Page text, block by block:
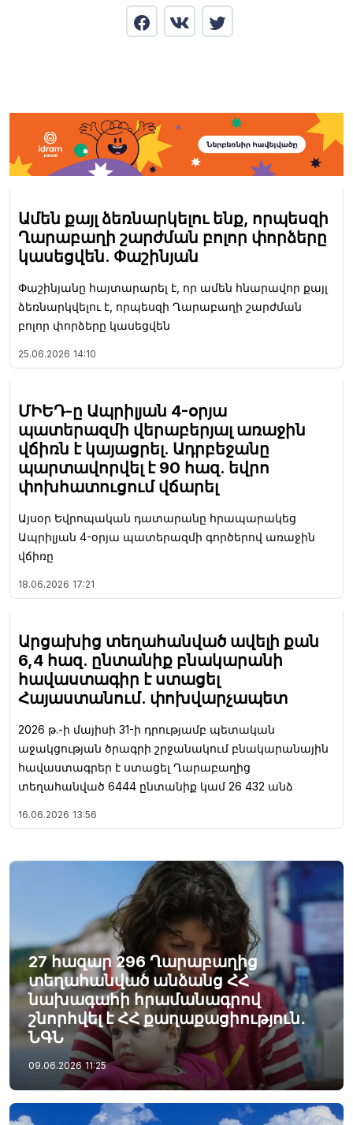
Ամեն քայլ ձեռնարկելու ենք, որպեսզի
Ղարաբաղի շարժման բոլոր փորձերը
կասեցվեն. Փաշինյան
Փաշինյանը հայտարարել է, որ ամեն հնարավոր քայլ
ձեռնարկվելու է, որպեսզի Ղարաբաղի շարժման
բոլոր փորձերը կասեցվեն
25.06.2026 14:10
ՄԻԵԴ-ը Ապրիլյան 4-օրյա
պատերազմի վերաբերյալ առաջին
վճիռն է կայացրել. Ադրբեջանը
պարտավորվել է 90 հազ. եվրո
փոխհատուցում վճարել
Այսօր Եվրոպական դատարանը հրապարակեց
Ապրիլյան 4-օրյա պատերազմի գործերով առաջին
վճիռը
18.06.2026 17:21
Արցախից տեղահանված ավելի քան
6,4 հազ. ընտանիք բնակարանի
հավաստագիր է ստացել
Հայաստանում. փոխվարչապետ
2026 թ.-ի մայիսի 31-ի դրությամբ պետական
աջակցության ծրագրի շրջանակում բնակարանային
հավաստագրեր է ստացել Ղարաբաղից
տեղահանված 6444 ընտանիք կամ 26 432 անձ
16.06.2026 13:56
27 հազար 296 Ղարաբաղից
տեղահանված անձանց ՀՀ
նախագահի հրամանագրով
շնորհվել է ՀՀ քաղաքացիություն․
ՆԳՆ
09.06.2026 11:25